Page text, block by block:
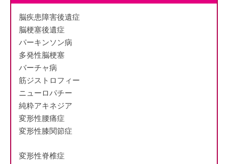
脳疾患障害後遺症
脳梗塞後遺症
パーキンソン病
多発性脳梗塞
バーチャ病
筋ジストロフィー
ニューロパチー
純粋アキネジア
変形性腰痛症
変形性膝関節症
変形性脊椎症